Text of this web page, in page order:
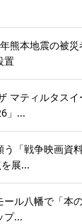
年熊本地震の被
置
マティルタス
」...
う「戦争映画
展...
ール八幡で「
プ...